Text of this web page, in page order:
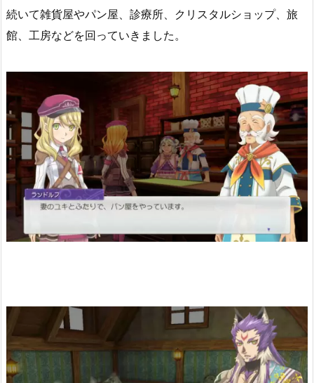
続いて雑貨屋やパン屋、診療所、クリスタルショップ、旅
館、工房などを回っていきました。